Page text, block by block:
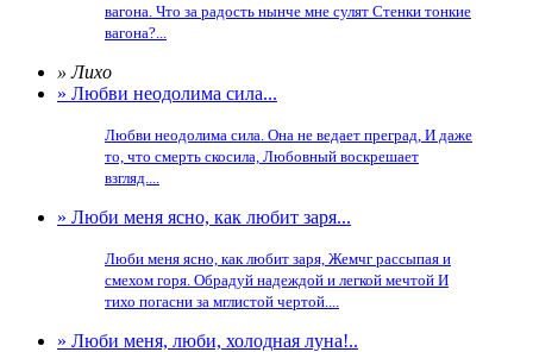
вагона. Что за радость нынче мне сулят Стенки тонкие
вагона?...
» Лихо
» Любви неодолима сила...
Любви неодолима сила. Она не ведает преград, И даже
то, что смерть скосила, Любовный воскрешает
взгляд....
» Люби меня ясно, как любит заря...
Люби меня ясно, как любит заря, Жемчг рассыпая и
смехом горя. Обрадуй надеждой и легкой мечтой И
тихо погасни за мглистой чертой....
» Люби меня, люби, холодная луна!..